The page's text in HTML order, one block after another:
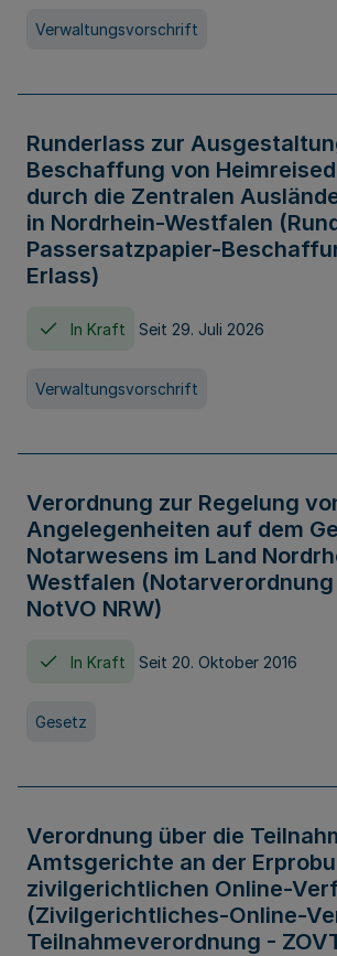
Verwaltungsvorschrift
Runderlass zur
Beschaffung von
durch die Zentralen
in Nordrhein-Westfalen
Passersatzpapier-
Erlass)
In Kraft Seit 29. Juli 2026
Verwaltungsvorschrift
Verordnung zur Regelung
Angelegenheiten auf dem
Notarwesens im Land
Westfalen (Notarverordnung
NotVO NRW)
In Kraft Seit 20. Oktober 2016
Gesetz
Verordnung über die
Amtsgerichte an der
zivilgerichtlichen Online-
(Zivilgerichtliches-Online-
Teilnahmeverordnung -